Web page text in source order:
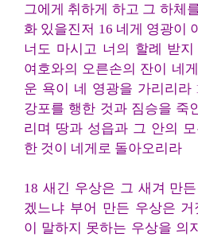
그에게 취하게 하고 그 하체
화 있을진저 16 네게 영광이
너도 마시고 너의 할례 받
여호와의 오른손의 잔이 네
운 욕이 네 영광을 가리리라
강포를 행한 것과 짐승을 죽
리며 땅과 성읍과 그 안의
한 것이 네게로 돌아오리라
18 새긴 우상은 그 새겨 만
겠느냐 부어 만든 우상은
이 말하지 못하는 우상을 의